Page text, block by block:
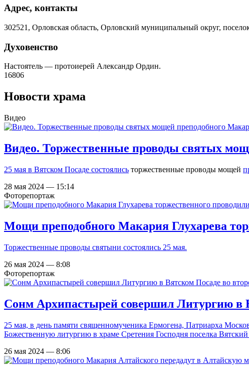
Адрес, контакты
302521, Орловская область, Орловский муниципальный округ,
Духовенство
Настоятель — протоиерей Александр Ордин.
16806
Новости храма
Видео
Видео. Торжественные проводы святых
25 мая в Вятском Посаде состоялись торжественные проводы мощей
28 мая 2024 — 15:14
Фоторепортаж
Мощи преподобного Макария Глухарева
Торжественные проводы святыни состоялись 25 мая.
26 мая 2024 — 8:08
Фоторепортаж
Сонм Архипастырей совершил Литургию в
25 мая, в день памяти священномученика Ермогена, Патриарха
Божественную литургию в храме Сретения Господня поселка
26 мая 2024 — 8:06